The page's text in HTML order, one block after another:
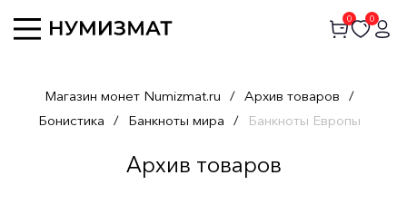
0 0
Магазин монет Numizmat.ru / Архив товаров /
Бонистика / Банкноты мира / Банкноты Европы
Архив товаров